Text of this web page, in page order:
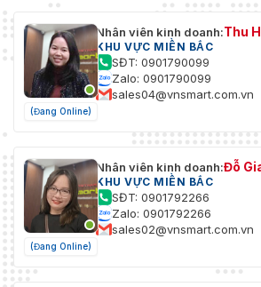
(Đang Online)
Nhân viên kinh doanh:Thu
KHU VỰC MIỀN BẮC
SĐT: 0901790099
Zalo: 0901790099
sales04@vnsmart.com.vn
(Đang Online)
Nhân viên kinh doanh:Đỗ
KHU VỰC MIỀN BẮC
SĐT: 0901792266
Zalo: 0901792266
sales02@vnsmart.com.vn